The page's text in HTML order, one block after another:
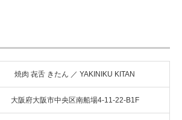
焼肉 㐂舌 きたん ／ YAKINIKU KITAN
大阪府大阪市中央区南船場4-11-22-B1F